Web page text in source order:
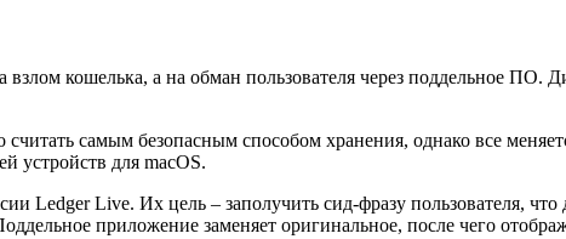
кошелька, а на обман пользователя через поддельное
самым безопасным способом хранения, однако все
устройств для macOS.
Ledger Live. Их цель – заполучить сид-фразу пользователя,
приложение заменяет оригинальное, после чего